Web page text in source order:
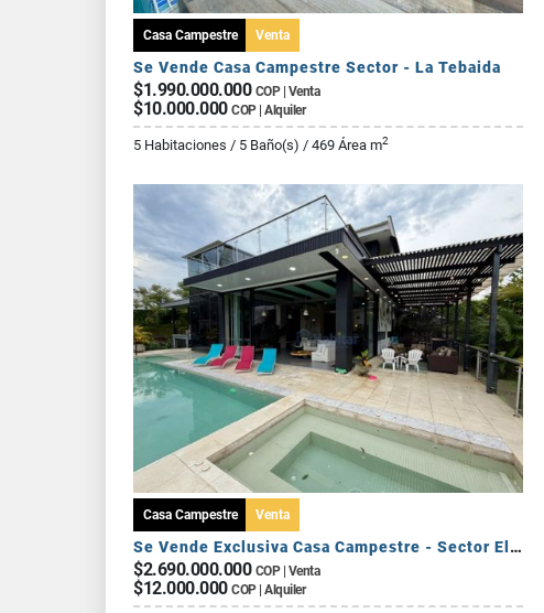
Casa Campestre Venta
Se Vende Casa Campestre Sector - La Tebaida
$1.990.000.000 COP | Venta
$10.000.000 COP | Alquiler
5 Habitaciones / 5 Baño(s) / 469 Área m2
Casa Campestre Venta
Se Vende Exclusiva Casa Campestre - Sector El Caimo
$2.690.000.000 COP | Venta
$12.000.000 COP | Alquiler